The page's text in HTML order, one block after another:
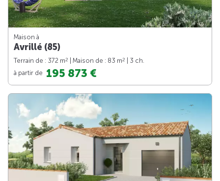
Maison à
Avrillé (85)
Terrain de : 372 m2 | Maison de : 83 m2
| 3 ch.
à partir de 195 873 €